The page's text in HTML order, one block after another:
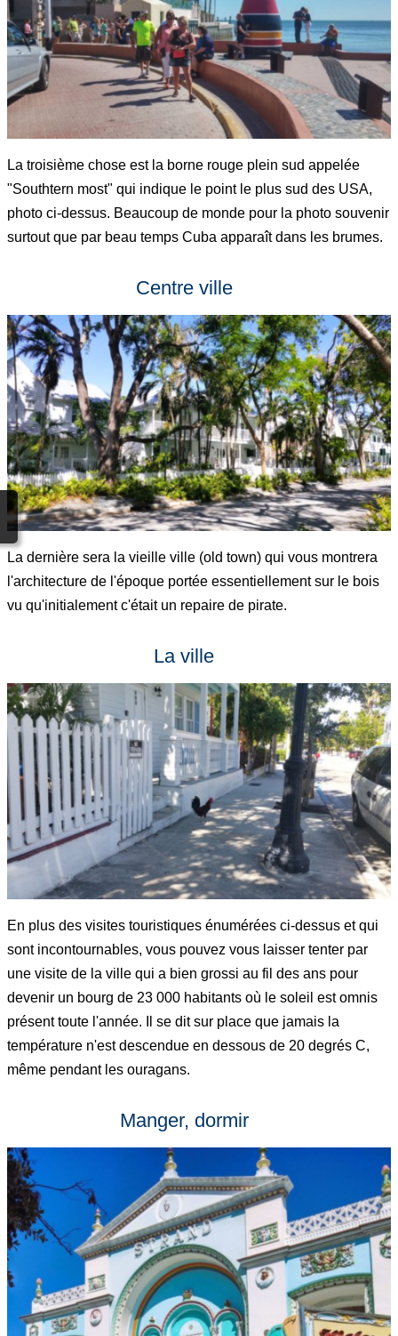
La troisième chose est la borne rouge plein sud appelée
"Southtern most" qui indique le point le plus sud des USA,
photo ci-dessus. Beaucoup de monde pour la photo souvenir
surtout que par beau temps Cuba apparaît dans les brumes.
Centre ville
La dernière sera la vieille ville (old town) qui vous montrera
l'architecture de l'époque portée essentiellement sur le bois
vu qu'initialement c'était un repaire de pirate.
La ville
En plus des visites touristiques énumérées ci-dessus et qui
sont incontournables, vous pouvez vous laisser tenter par
une visite de la ville qui a bien grossi au fil des ans pour
devenir un bourg de 23 000 habitants où le soleil est omnis
présent toute l'année. Il se dit sur place que jamais la
température n'est descendue en dessous de 20 degrés C,
même pendant les ouragans.
Manger, dormir